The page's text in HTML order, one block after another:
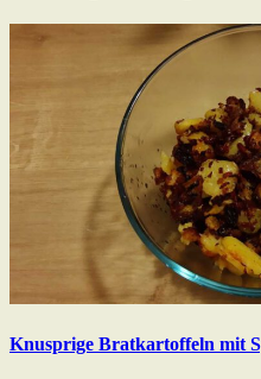
Knusprige Bratkartoffeln mit